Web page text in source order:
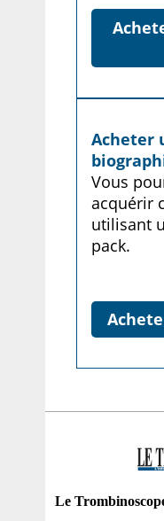
Acheter
Vous
acquérir
utilisant
pack.
Le